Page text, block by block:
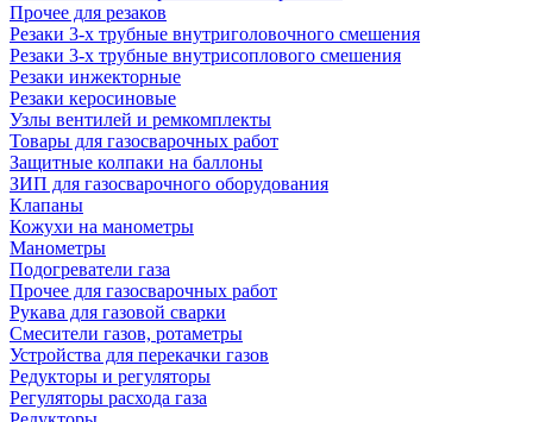
Прочее для резаков
Резаки 3-х трубные внутриголовочного смешения
Резаки 3-х трубные внутрисоплового смешения
Резаки инжекторные
Резаки керосиновые
Узлы вентилей и ремкомплекты
Товары для газосварочных работ
Защитные колпаки на баллоны
ЗИП для газосварочного оборудования
Клапаны
Кожухи на манометры
Манометры
Подогреватели газа
Прочее для газосварочных работ
Рукава для газовой сварки
Смесители газов, ротаметры
Устройства для перекачки газов
Редукторы и регуляторы
Регуляторы расхода газа